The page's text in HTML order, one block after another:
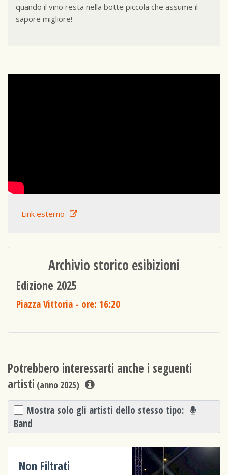
quando il vino resta nella botte piccola che assume il
sapore migliore!
Link esterno
Archivio storico esibizioni
Edizione 2025
Piazza Vittoria - ore: 16:20
Potrebbero interessarti anche i seguenti
artisti (anno 2025)
Mostra solo gli artisti dello stesso tipo:
Band
Non Filtrati